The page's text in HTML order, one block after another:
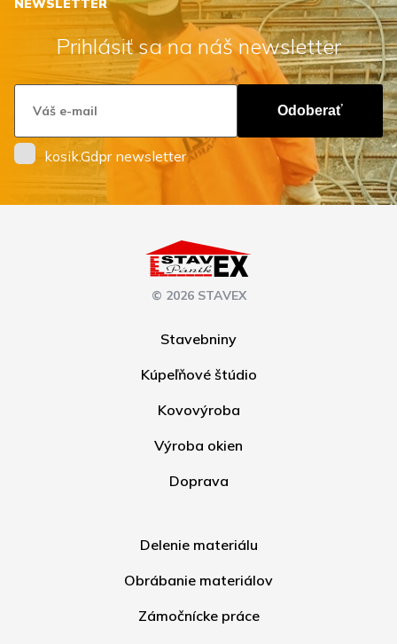
NEWSLETTER
Prihlásiť sa na náš newsletter
Odoberať
kosik.Gdpr newsletter
© 2026 STAVEX
Stavebniny
Kúpeľňové štúdio
Kovovýroba
Výroba okien
Doprava
Delenie materiálu
Obrábanie materiálov
Zámočnícke práce